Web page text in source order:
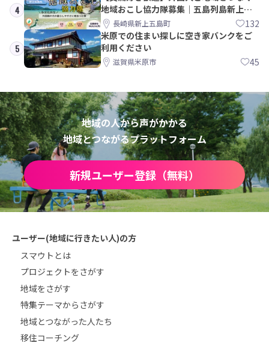
4
地域おこし協力隊募集｜五島列島新上五
島町長崎県新上五島町 132
5
米原での住まい探しに空き家バンクをご
利用ください
滋賀県米原市 45
地域の人から声がかかる
地域とつながるプラットフォーム
新規ユーザー登録（無料）
ユーザー(地域に行きたい人)の方
スマウトとは
プロジェクトをさがす
地域をさがす
特集テーマからさがす
地域とつながった人たち
移住コーチング